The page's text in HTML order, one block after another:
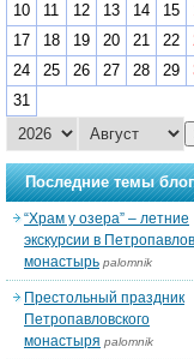
10
11 12 13 14 15
17
18 19 20 21 22
24
25 26 27 28 29
31
Последние темы
“Храм у озера” – летние
экскурсии в
монастырь palomnik
Престольный праздник
Петропавловского
монастыря palomnik